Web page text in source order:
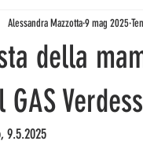
della
GAS
Alessandra Mazzotta9 mag 2025
9.5.2025